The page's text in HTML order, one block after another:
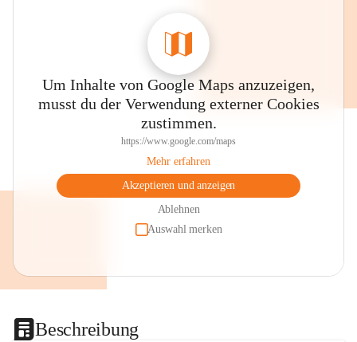
Um Inhalte von Google Maps anzuzeigen,
musst du der Verwendung externer Cookies
zustimmen.
https://www.google.com/maps
Mehr erfahren
Akzeptieren und anzeigen
Ablehnen
Auswahl merken
Beschreibung